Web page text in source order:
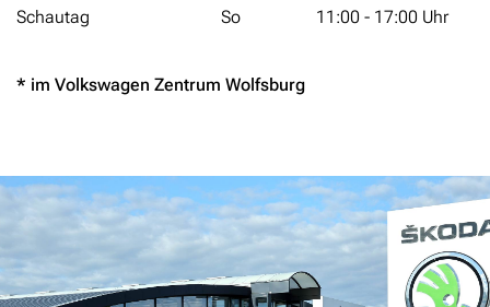
Schautag So 11:00 - 17:00 Uhr
* im Volkswagen Zentrum Wolfsburg